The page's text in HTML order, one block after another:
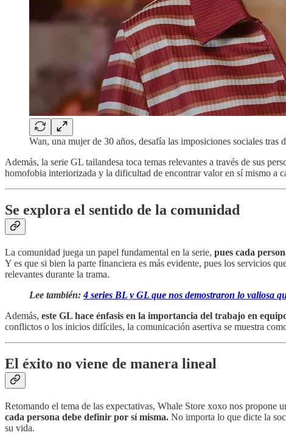
Wan, una mujer de 30 años, desafía las imposiciones sociales
Además, la serie GL tailandesa toca temas relevantes a través de sus
homofobia interiorizada y la dificultad de encontrar valor en sí mismo a
Se explora el sentido de la comunidad
La comunidad juega un papel fundamental en la serie, pues cada
Y es que si bien la parte financiera es más evidente, pues los servicios
relevantes durante la trama.
Lee también:4 series BL y GL que nos demostraron lo valiosa
Además, este GL hace énfasis en la importancia del trabajo en
conflictos o los inicios difíciles, la comunicación asertiva se muestra
El éxito no viene de manera lineal
Retomando el tema de las expectativas, Whale Store xoxo nos propone
cada persona debe definir por sí misma. No importa lo que dicte la
su vida.